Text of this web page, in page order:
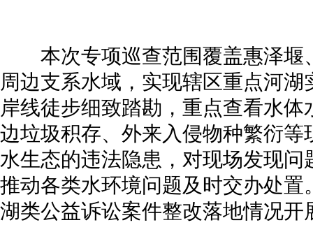
本次专项巡查范围覆盖惠泽堰
周边支系水域，实现辖区重点河
岸线徒步细致踏勘，重点查看水
边垃圾积存、外来入侵物种繁衍
水生态的违法隐患，对现场发现
推动各类水环境问题及时交办处
湖类公益诉讼案件整改落地情况开